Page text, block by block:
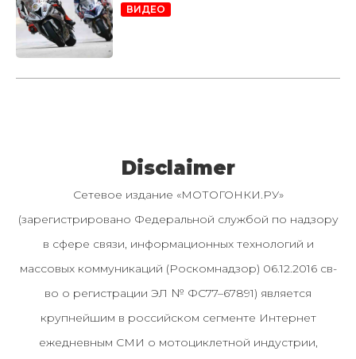
ВИДЕО
Disclaimer
Сетевое издание «МОТОГОНКИ.РУ»
(зарегистрировано Федеральной службой по надзору
в сфере связи, информационных технологий и
массовых коммуникаций (Роскомнадзор) 06.12.2016 св-
во о регистрации ЭЛ № ФС77–67891) является
крупнейшим в российском сегменте Интернет
ежедневным СМИ о мотоциклетной индустрии,